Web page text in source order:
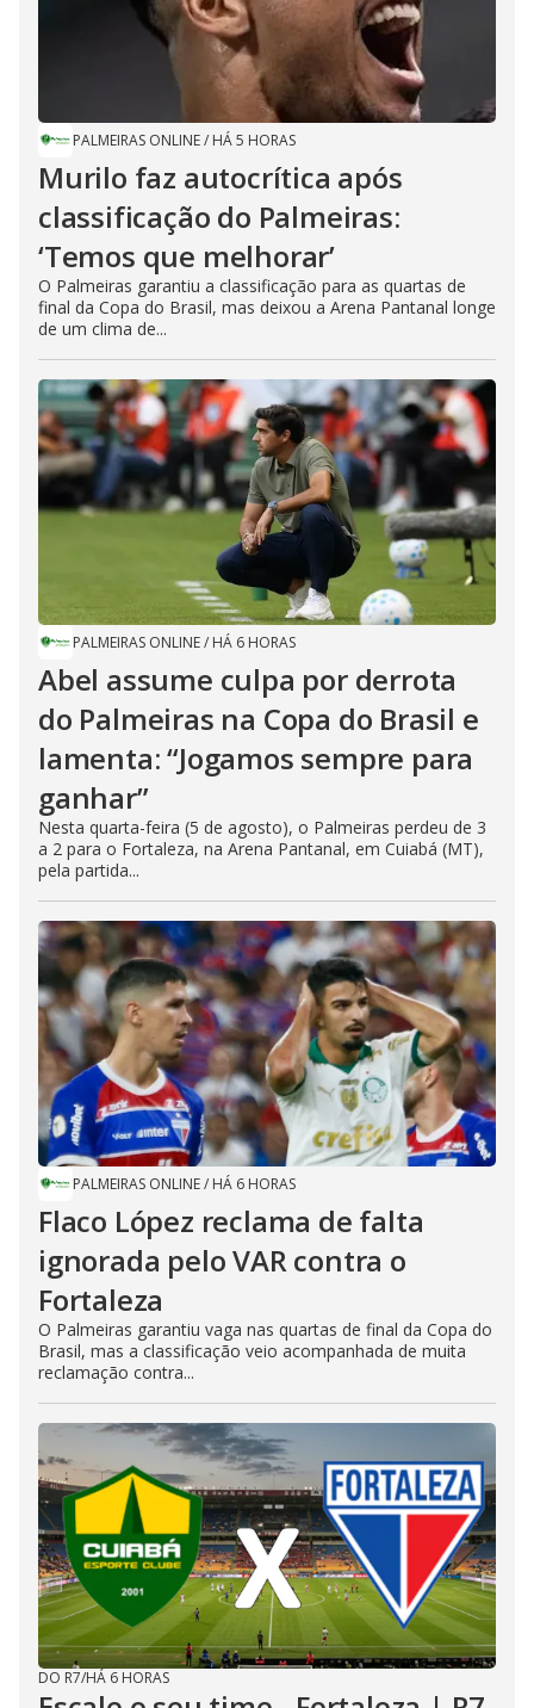
PALMEIRAS ONLINE/ HÁ 5 HORAS
Murilo faz autocrítica após
classificação do Palmeiras:
‘Temos que melhorar’
O Palmeiras garantiu a classificação para as quartas de
final da Copa do Brasil, mas deixou a Arena Pantanal longe
de um clima de...
PALMEIRAS ONLINE/ HÁ 6 HORAS
Abel assume culpa por derrota
do Palmeiras na Copa do Brasil e
lamenta: “Jogamos sempre para
ganhar”
Nesta quarta-feira (5 de agosto), o Palmeiras perdeu de 3
a 2 para o Fortaleza, na Arena Pantanal, em Cuiabá (MT),
pela partida...
PALMEIRAS ONLINE/ HÁ 6 HORAS
Flaco López reclama de falta
ignorada pelo VAR contra o
Fortaleza
O Palmeiras garantiu vaga nas quartas de final da Copa do
Brasil, mas a classificação veio acompanhada de muita
reclamação contra...
DO R7/HÁ 6 HORAS